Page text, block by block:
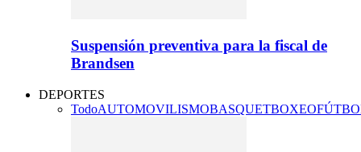
Suspensión preventiva para la fiscal de
Brandsen
DEPORTES
TodoAUTOMOVILISMOBASQUETBOXEO